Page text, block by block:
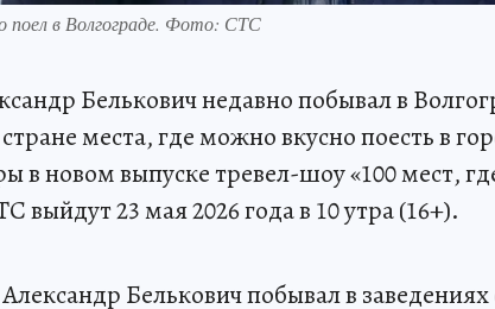
поел в Волгограде. Фото: СТС
Белькович недавно побывал в
места, где можно вкусно поесть в
в новом выпуске тревел-шоу «100 мест,
выйдут 23 мая 2026 года в 10 утра (16+).
Белькович побывал в